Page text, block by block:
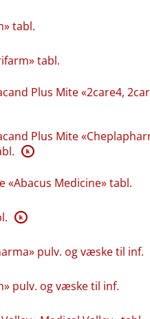
tabl.
tabl.
Plus Mite «2care4,
Plus Mite
K
«Abacus Medicine» tabl.
K
pulv. og væske til inf.
pulv. og væske til inf.